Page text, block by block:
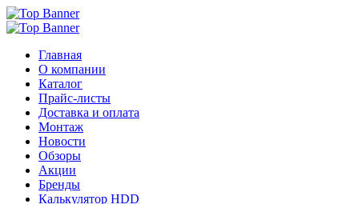
Главная
О компании
Каталог
Прайс-листы
Доставка и оплата
Монтаж
Новости
Обзоры
Акции
Бренды
Калькулятор HDD